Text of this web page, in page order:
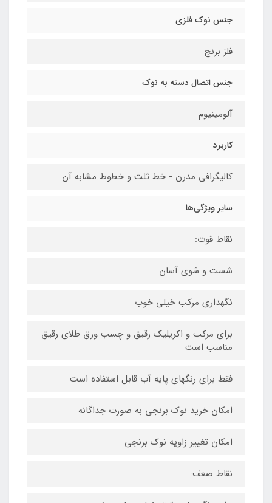
جنس نوک فلزی
فلز برنج
جنس اتصال دسته به نوک
آلومینیوم
کاربرد
کالیگرافی مدرن - خط ثلث و خطوط مشابه آن
سایر ویژگی‌ها
نقاط قوت:
شست و شوی آسان
نگهداری مرکب خیلی خوب
برای مرکب و اکریلیک رقیق و چسب ورق طلای رقیق
مناسب است
فقط برای رنگهای پایه آب قابل استفاده است
امکان خرید نوک برنجی به صورت جداگانه
امکان تغییر زاویه نوک برنجی
نقاط ضعف: